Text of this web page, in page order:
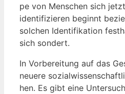
pe von Men­schen sich
iden­ti­fi­zie­ren beginnt
sol­chen Iden­ti­fi­ka­ti­on
sich sondert.
In Vor­be­rei­tung auf das
neue­re
hen. Es gibt eine